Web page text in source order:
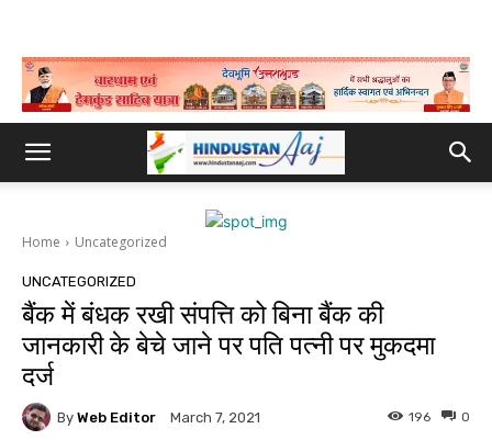
Home Uncategorized
UNCATEGORIZED
बैंक में बंधक रखी संपत्ति को बिना बैंक की
जानकारी के बेचे जाने पर पति पत्नी पर मुकदमा
दर्ज
By Web Editor March 7, 2021 0
196